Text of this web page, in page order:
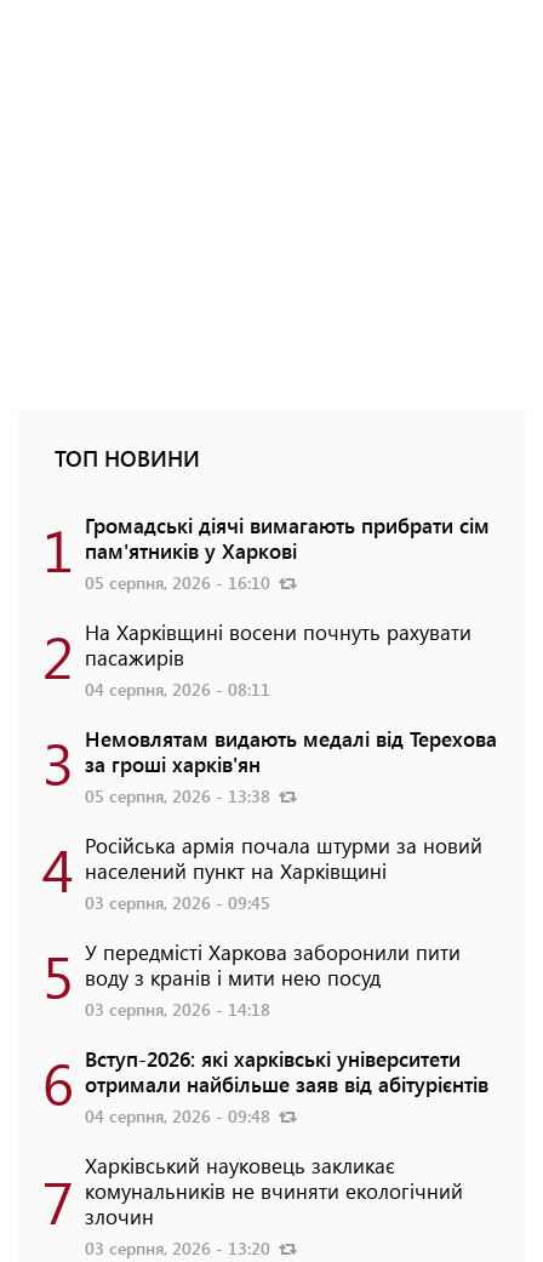
ТОП НОВИНИ
1 Громадські діячі вимагають прибрати сім
пам'ятників у Харкові
05 серпня, 2026 - 16:10
2 На Харківщині восени почнуть рахувати
пасажирів
04 серпня, 2026 - 08:11
3 Немовлятам видають медалі від Терехова
за гроші харків'ян
05 серпня, 2026 - 13:38
4 Російська армія почала штурми за новий
населений пункт на Харківщині
03 серпня, 2026 - 09:45
5 У передмісті Харкова заборонили пити
воду з кранів і мити нею посуд
03 серпня, 2026 - 14:18
6 Вступ-2026: які харківські університети
отримали найбільше заяв від абітурієнтів
04 серпня, 2026 - 09:48
7 Харківський науковець закликає
комунальників не вчиняти екологічний
злочин
03 серпня, 2026 - 13:20